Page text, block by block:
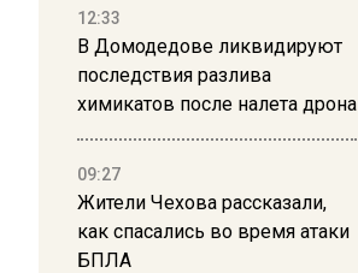
12:33
В Домодедове ликвидируют
последствия разлива
химикатов после налета дрона
09:27
Жители Чехова рассказали,
как спасались во время атаки
БПЛА